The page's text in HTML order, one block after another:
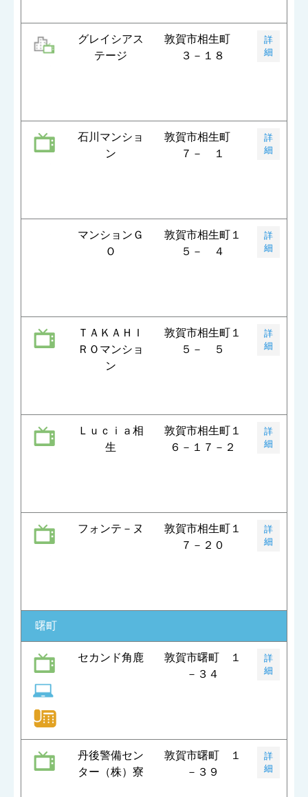
グレイシアス
テージ
敦賀市相生町
３－１８
詳
細
石川マンショ
ン
敦賀市相生町
７－ １
詳
細
マンションＧ
Ｏ
敦賀市相生町１
５－ ４
詳
細
ＴＡＫＡＨＩ
ＲＯマンショ
ン
敦賀市相生町１
５－ ５
詳
細
Ｌｕｃｉａ相
生
敦賀市相生町１
６－１７－２
詳
細
フォンテ－ヌ
敦賀市相生町１
７－２０
詳
細
曙町
セカンド角鹿
敦賀市曙町 １
－３４
詳
細
丹後警備セン
ター（株）寮
敦賀市曙町 １
－３９
詳
細